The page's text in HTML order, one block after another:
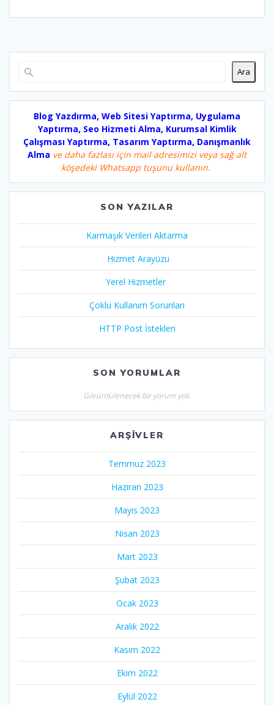
Ara
Blog Yazdırma, Web Sitesi Yaptırma, Uygulama
Yaptırma, Seo Hizmeti Alma, Kurumsal Kimlik
Çalışması Yaptırma, Tasarım Yaptırma, Danışmanlık
Alma ve daha fazlası için mail adresimizi veya sağ alt
köşedeki Whatsapp tuşunu kullanın.
SON YAZILAR
Karmaşık Verileri Aktarma
Hizmet Arayüzü
Yerel Hizmetler
Çoklu Kullanım Sorunları
HTTP Post İstekleri
SON YORUMLAR
Görüntülenecek bir yorum yok.
ARŞIVLER
Temmuz 2023
Haziran 2023
Mayıs 2023
Nisan 2023
Mart 2023
Şubat 2023
Ocak 2023
Aralık 2022
Kasım 2022
Ekim 2022
Eylül 2022